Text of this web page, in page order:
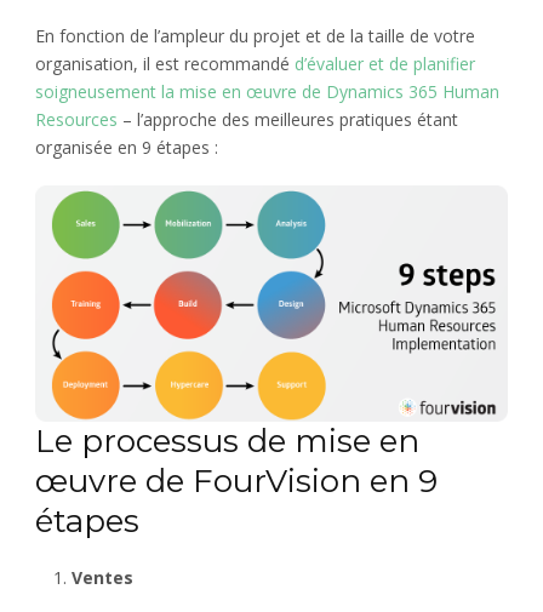
En fonction de l’ampleur du projet et de la taille de votre
organisation, il est recommandé d’évaluer et de planifier
soigneusement la mise en œuvre de Dynamics 365 Human
Resources – l’approche des meilleures pratiques étant
organisée en 9 étapes :
Le processus de mise en
œuvre de FourVision en 9
étapes
Ventes